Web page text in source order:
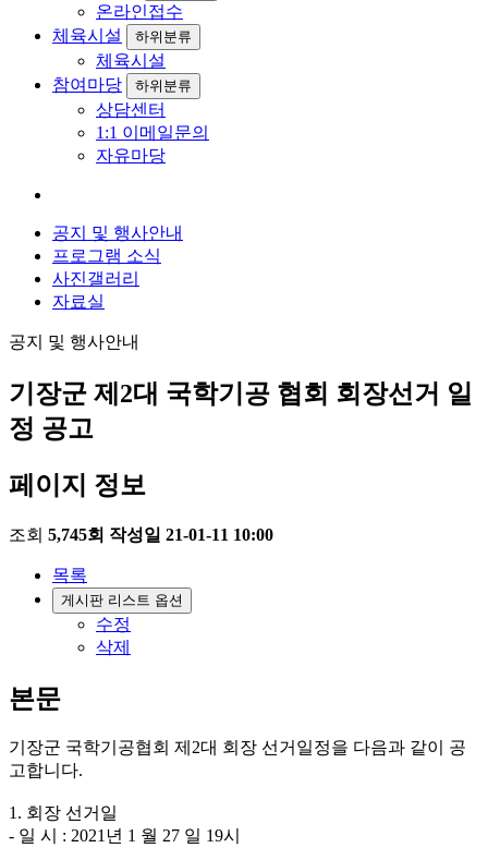
온라인접수
체육시설
하위분류
체육시설
참여마당
하위분류
상담센터
1:1 이메일문의
자유마당
공지 및 행사안내
프로그램 소식
사진갤러리
자료실
공지 및 행사안내
기장군 제2대 국학기공 협회 회장선거 일
정 공고
페이지 정보
조회 5,745회 작성일 21-01-11 10:00
목록
게시판 리스트 옵션
수정
삭제
본문
기장군 국학기공협회 제2대 회장 선거일정을 다음과 같이 공
고합니다.
1. 회장 선거일
- 일 시 : 2021년 1 월 27 일 19시